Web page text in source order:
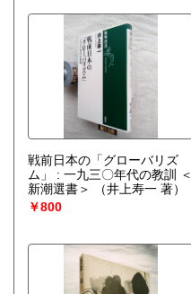
戦前日本の「グローバリズ
ム」 : 一九三〇年代の教訓 ＜
新潮選書＞
（井上寿一 著）
￥800